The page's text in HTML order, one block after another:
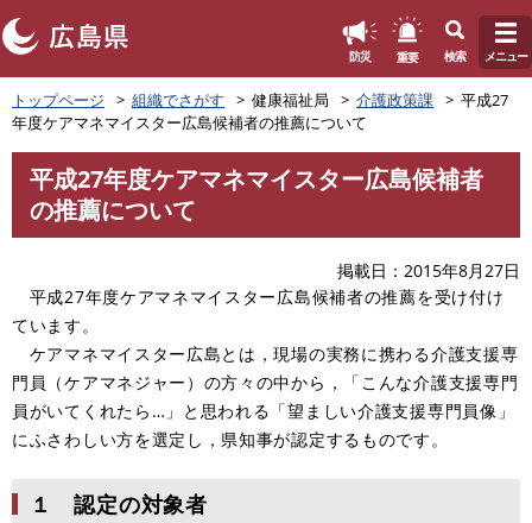
ペ
ー
ジ
の
で
防災 重要 検索 メニュー
トップページ 組織でさがす 健康福祉局 介護政策課
平成27
年度ケアマネマイスター広島候補者の推薦について
平成27年度ケアマネマイスター広島候補者
の推薦について
掲載日
2015年8月27日
平成27年度ケアマネマイスター広島候補者の推薦を受け付け
ています。
ケアマネマイスター広島とは，現場の実務に携わる介護支援専
門員（ケアマネジャー）の方々の中から，「こんな介護支援専門
員がいてくれたら…」と思われる「望ましい介護支援専門員像」
にふさわしい方を選定し，県知事が認定するものです。
１ 認定の対象者